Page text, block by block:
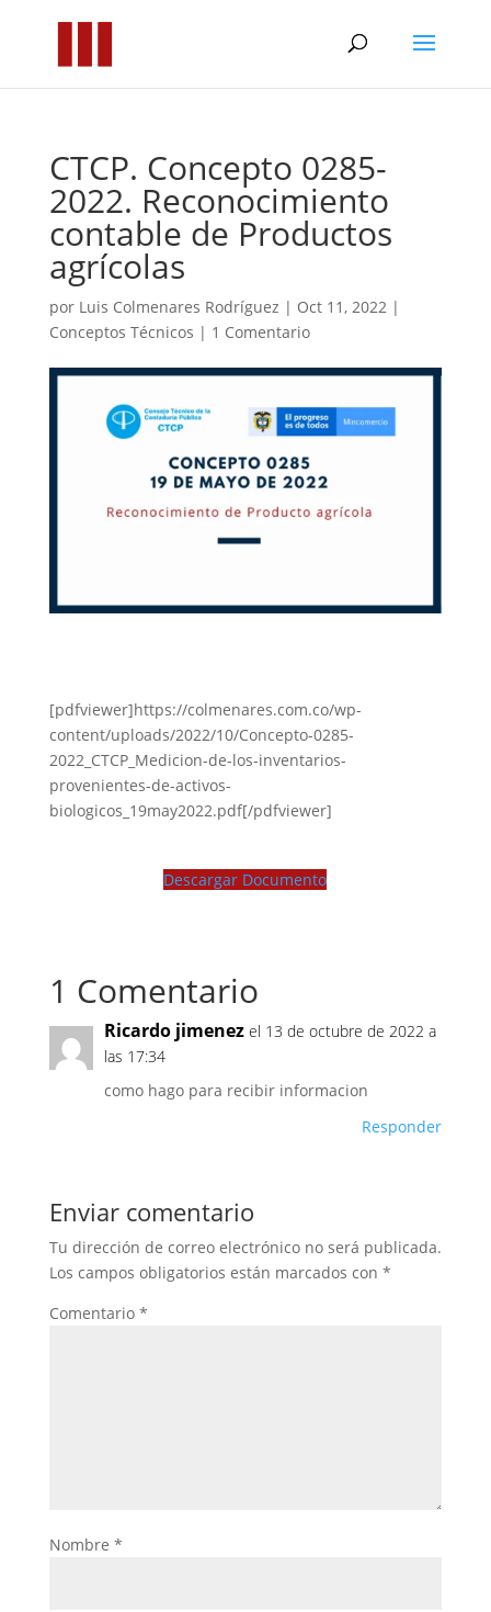
CTCP. Concepto 0285-
2022. Reconocimiento
contable de Productos
agrícolas
por Luis Colmenares Rodríguez | Oct 11, 2022|
Conceptos Técnicos | 1 Comentario
[pdfviewer]https://colmenares.com.co/wp-
content/uploads/2022/10/Concepto-0285-
2022_CTCP_Medicion-de-los-inventarios-
provenientes-de-activos-
biologicos_19may2022.pdf[/pdfviewer]
Descargar Documento
1 Comentario
Ricardo jimenez el 13 de octubre de 2022 a
las 17:34
como hago para recibir informacion
Responder
Enviar comentario
Tu dirección de correo electrónico no será publicada.
Los campos obligatorios están marcados con *
Comentario *
Nombre *